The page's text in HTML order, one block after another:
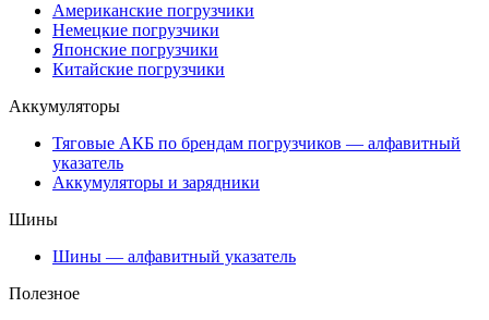
Американские погрузчики
Немецкие погрузчики
Японские погрузчики
Китайские погрузчики
Аккумуляторы
Тяговые АКБ по брендам погрузчиков — алфавитный
указатель
Аккумуляторы и зарядники
Шины
Шины — алфавитный указатель
Полезное